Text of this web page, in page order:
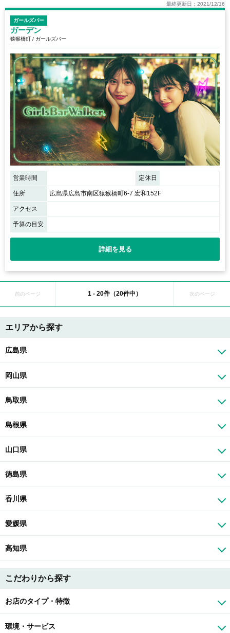
最終更新日：2021/12/16
ガールズバー
ガーデン
猿猴橋町 / ガールズバー
営業時間 定休日
住所 広島県広島市南区猿猴橋町6-7 宏和152F
アクセス
予算の目安
詳細を見る
前のページ 1 - 20件（20件中） 次のページ
エリアから探す
広島県
岡山県
鳥取県
島根県
山口県
徳島県
香川県
愛媛県
高知県
こだわりから探す
お店のタイプ・特徴
環境・サービス